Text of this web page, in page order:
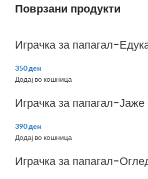
Поврзани продукти
Играчка за папагал-
350ден
Додај во кошница
Играчка за папагал-
390ден
Додај во кошница
Играчка за папагал-